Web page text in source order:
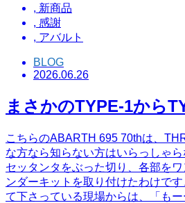
, 新商品
, 感謝
, アバルト
BLOG
2026.06.26
まさかのTYPE-1から
こちらのABARTH 695 70thは、
な方なら知らない方はいらっしゃ
セッタンタをぶった切り、各部を
ンダーキットを取り付けたわけで
て下さっている現場からは、「もー